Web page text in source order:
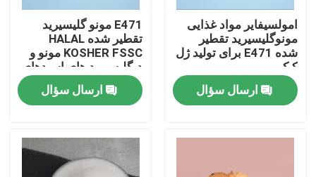
کنترل کیفیت
با ما تماس بگیرید
درخواست نقل قول
امولسیفایر مواد غذایی
مونوگلیسیرید تقطیر
شده E471 برای تولید ژل
کیک
ارسال سؤال
E471 مونو گلیسیرید
تقطیر شده HALAL
KOSHER FSSC مونو و
دیگلیسیرید های اسیدهای
چرب
ارسال سؤال